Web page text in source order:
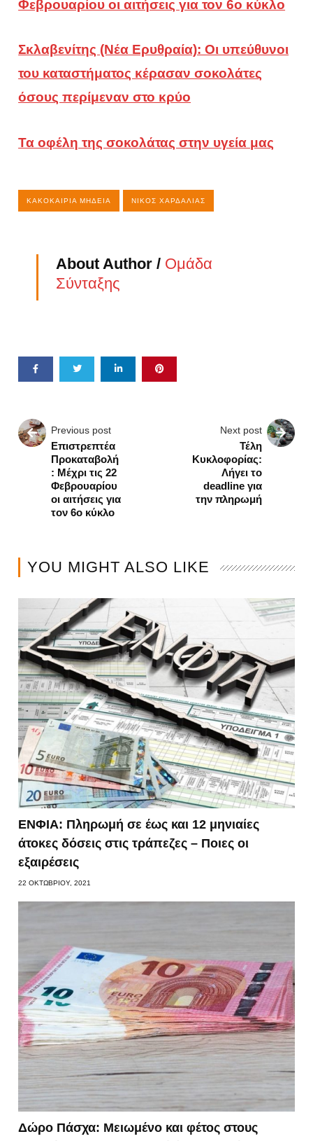
Φεβρουαρίου οι αιτήσεις για τον 6ο κύκλο
Σκλαβενίτης (Νέα Ερυθραία): Οι υπεύθυνοι
του καταστήματος κέρασαν σοκολάτες
όσους περίμεναν στο κρύο
Τα οφέλη της σοκολάτας στην υγεία μας
ΚΑΚΟΚΑΙΡΊΑ ΜΉΔΕΙΑ ΝΊΚΟΣ ΧΑΡΔΑΛΙΆΣ
About Author / Ομάδα
Σύνταξης
Previous post
Επιστρεπτέα
Προκαταβολή
: Μέχρι τις 22
Φεβρουαρίου
οι αιτήσεις για
τον 6ο κύκλο
Next post
Τέλη
Κυκλοφορίας:
Λήγει το
deadline για
την πληρωμή
YOU MIGHT ALSO LIKE
ΕΝΦΙΑ: Πληρωμή σε έως και 12 μηνιαίες
άτοκες δόσεις στις τράπεζες – Ποιες οι
εξαιρέσεις
22 ΟΚΤΩΒΡΊΟΥ, 2021
Δώρο Πάσχα: Μειωμένο και φέτος στους